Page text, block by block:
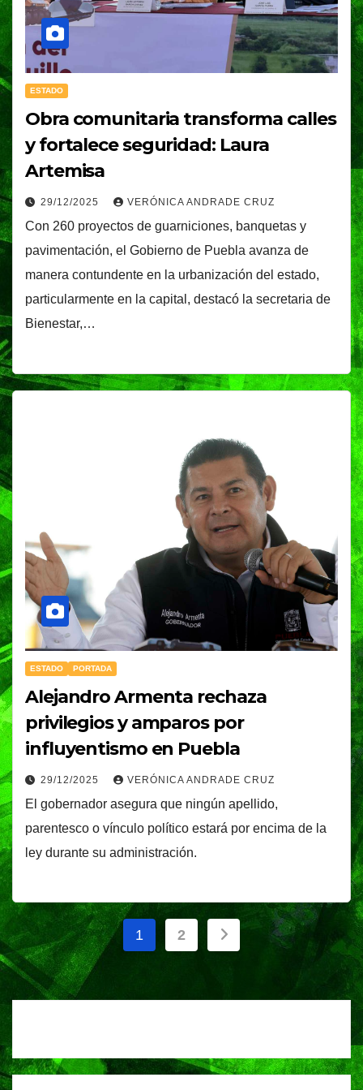
ESTADO
Obra comunitaria transforma calles
y fortalece seguridad: Laura
Artemisa
29/12/2025 VERÓNICA ANDRADE CRUZ
Con 260 proyectos de guarniciones, banquetas y
pavimentación, el Gobierno de Puebla avanza de
manera contundente en la urbanización del estado,
particularmente en la capital, destacó la secretaria de
Bienestar,…
ESTADO PORTADA
Alejandro Armenta rechaza
privilegios y amparos por
influyentismo en Puebla
29/12/2025 VERÓNICA ANDRADE CRUZ
El gobernador asegura que ningún apellido,
parentesco o vínculo político estará por encima de la
ley durante su administración.
Paginación
entradas
1 2